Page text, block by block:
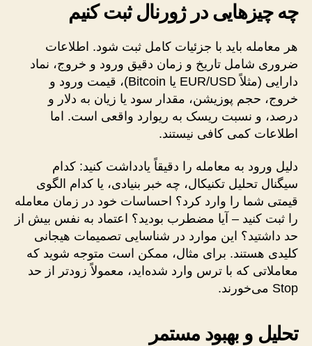
چه چیزهایی در ژورنال ثبت کنیم
هر معامله باید با جزئیات کامل ثبت شود. اطلاعات
ضروری شامل تاریخ و زمان دقیق ورود و خروج، نماد
دارایی (مثلاً EUR/USD یا Bitcoin)، قیمت ورود و
خروج، حجم پوزیشن، مقدار سود یا زیان به دلار و
درصد، و نسبت ریسک به ریوارد واقعی است. اما
اطلاعات کمی کافی نیستند.
دلیل ورود به معامله را دقیقاً یادداشت کنید: کدام
سیگنال تحلیل تکنیکال، چه خبر بنیادی، یا کدام الگوی
قیمتی شما را وارد کرد؟ احساسات خود در زمان معامله
را ثبت کنید – آیا مضطرب بودید؟ اعتماد به نفس بیش از
حد داشتید؟ این موارد در شناسایی تصمیمات هیجانی
کلیدی هستند. برای مثال، ممکن است متوجه شوید که
معاملاتی که با ترس وارد شده‌اید، معمولاً زودتر از حد
Stop می‌خورند.
تحلیل و بهبود مستمر